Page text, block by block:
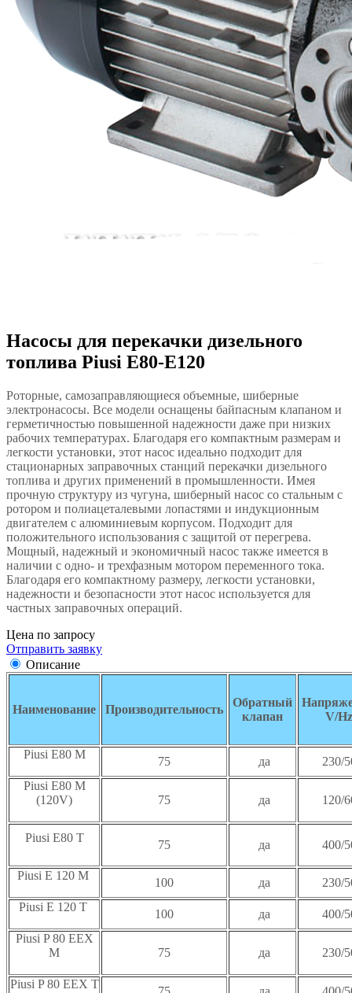
Насосы для перекачки дизельного
топлива Piusi E80-E120
Роторные, самозаправляющиеся объемные, шиберные
электронасосы. Все модели оснащены байпасным клапаном и
герметичностью повышенной надежности даже при низких
рабочих температурах. Благодаря его компактным размерам и
легкости установки, этот насос идеально подходит для
стационарных заправочных станций перекачки дизельного
топлива и других применений в промышленности. Имея
прочную структуру из чугуна, шиберный насос со стальным с
ротором и полиацеталевыми лопастями и индукционным
двигателем с алюминиевым корпусом. Подходит для
положительного использования с защитой от перегрева.
Мощный, надежный и экономичный насос также имеется в
наличии с одно- и трехфазным мотором переменного тока.
Благодаря его компактному размеру, легкости установки,
надежности и безопасности этот насос используется для
частных заправочных операций.
Цена по запросу
Отправить заявку
Описание
Наименование Производительность
Обратный
клапан
V/Hz
Piusi E80 M
75 да
230/
Piusi E80 M
(120V)
75 да 120/
Piusi E80 T
75 да 400/
Piusi E 120 M
100 да
230/
Piusi E 120 T
100 да
400/
Piusi P 80 EEX
M
75 да 230/
Piusi P 80 EEX T